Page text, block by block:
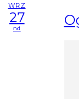
WRZ
27
nd